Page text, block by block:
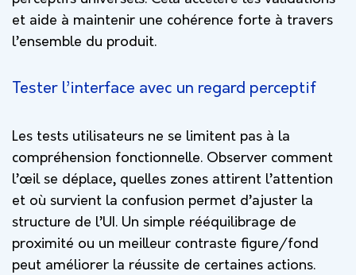
et aide à maintenir une cohérence forte à travers
l’ensemble du produit.
Tester l’interface avec un regard perceptif
Les tests utilisateurs ne se limitent pas à la
compréhension fonctionnelle. Observer comment
l’œil se déplace, quelles zones attirent l’attention
et où survient la confusion permet d’ajuster la
structure de l’UI. Un simple rééquilibrage de
proximité ou un meilleur contraste figure/fond
peut améliorer la réussite de certaines actions.